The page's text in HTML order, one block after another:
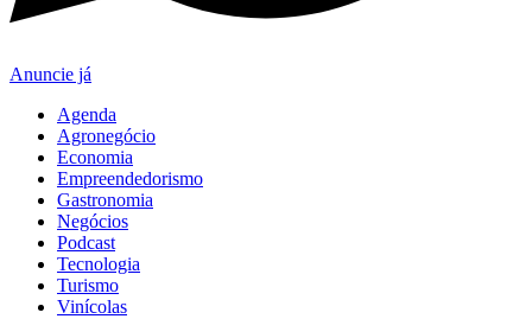
Anuncie já
Agenda
Agronegócio
Economia
Empreendedorismo
Gastronomia
Negócios
Podcast
Tecnologia
Turismo
Vinícolas